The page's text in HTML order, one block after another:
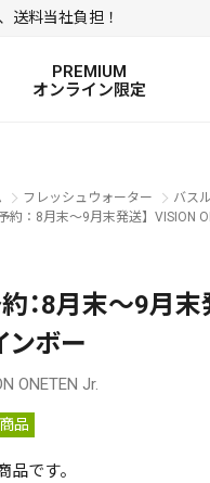
送料当社負担！
TROUT LURE
LURE
PREMIUM
オンライン限定
フレッシュウォーター
バス
予約：8月末～9月末発送】VISION
約：8月末～9月
ンボー
ONETEN Jr.
品
品です。